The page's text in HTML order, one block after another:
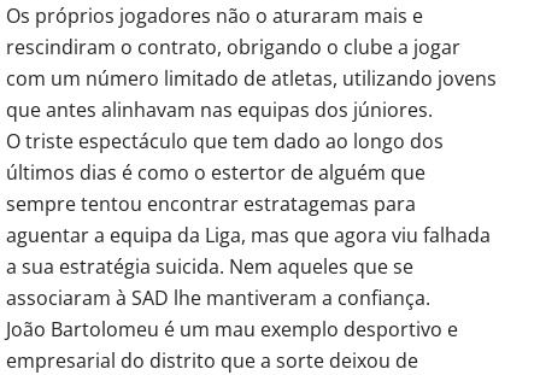
Os próprios jogadores não o aturaram mais e
rescindiram o contrato, obrigando o clube a jogar
com um número limitado de atletas, utilizando jovens
que antes alinhavam nas equipas dos júniores.
O triste espectáculo que tem dado ao longo dos
últimos dias é como o estertor de alguém que
sempre tentou encontrar estratagemas para
aguentar a equipa da Liga, mas que agora viu falhada
a sua estratégia suicida. Nem aqueles que se
associaram à SAD lhe mantiveram a confiança.
João Bartolomeu é um mau exemplo desportivo e
empresarial do distrito que a sorte deixou de